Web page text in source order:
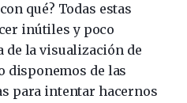
qué? Todas estas
inútiles y poco
de la visualización de
disponemos de las
para intentar hacernos